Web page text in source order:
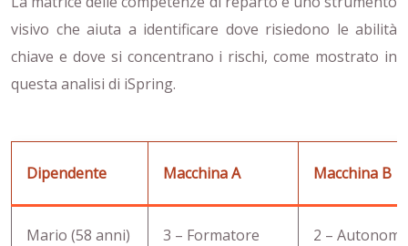
visivo che aiuta a identificare dove risiedono le abilità
chiave e dove si concentrano i rischi, come mostrato in
questa analisi di iSpring.
Dipendente Macchina A Macchina B
Mario (58 anni) 3 – Formatore 2 –